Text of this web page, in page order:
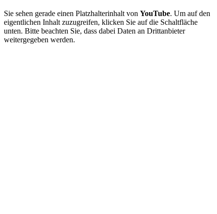
Sie sehen gerade einen Platzhalterinhalt von YouTube. Um auf den
eigentlichen Inhalt zuzugreifen, klicken Sie auf die Schaltfläche
unten. Bitte beachten Sie, dass dabei Daten an Drittanbieter
weitergegeben werden.